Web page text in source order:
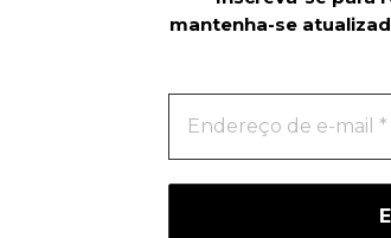
mantenha-se